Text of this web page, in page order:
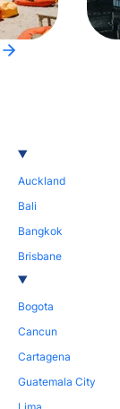
Auckland
Bali
Bangkok
Brisbane
Bogota
Cancun
Cartagena
Guatemala City